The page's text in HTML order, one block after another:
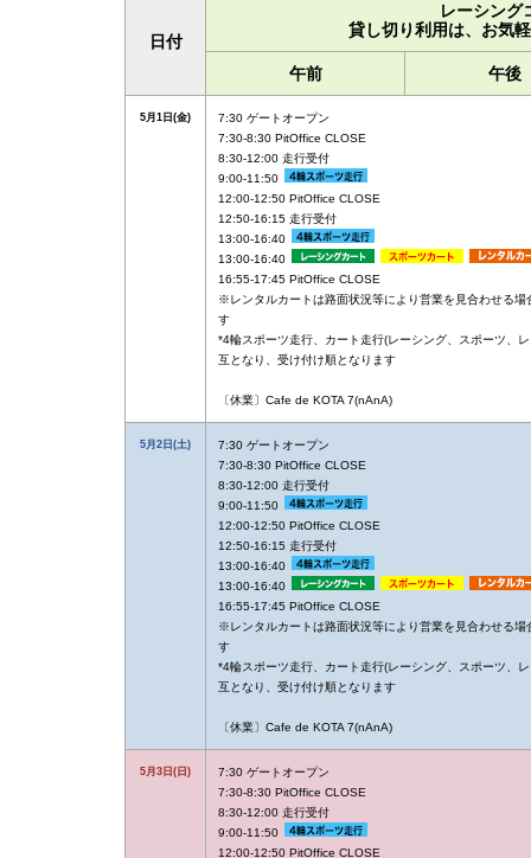
日付
レーシング
貸し切り利用は、お気
午前 午後
5月1日(金)
7:30 ゲートオープン
7:30-8:30 PitOffice CLOSE
8:30-12:00 走行受付
9:00-11:50
12:00-12:50 PitOffice CLOSE
12:50-16:15 走行受付
13:00-16:40
13:00-16:40
16:55-17:45 PitOffice CLOSE
※レンタルカートは路面状況等により営業を見合わせる場
す
*4輪スポーツ走行、カート走行(レーシング、スポーツ、
互となり、受け付け順となります
〔休業〕Cafe de KOTA 7(nAnA)
5月2日(土)
7:30 ゲートオープン
7:30-8:30 PitOffice CLOSE
8:30-12:00 走行受付
9:00-11:50
12:00-12:50 PitOffice CLOSE
12:50-16:15 走行受付
13:00-16:40
13:00-16:40
16:55-17:45 PitOffice CLOSE
※レンタルカートは路面状況等により営業を見合わせる場
す
*4輪スポーツ走行、カート走行(レーシング、スポーツ、
互となり、受け付け順となります
〔休業〕Cafe de KOTA 7(nAnA)
5月3日(日)
7:30 ゲートオープン
7:30-8:30 PitOffice CLOSE
8:30-12:00 走行受付
9:00-11:50
12:00-12:50 PitOffice CLOSE